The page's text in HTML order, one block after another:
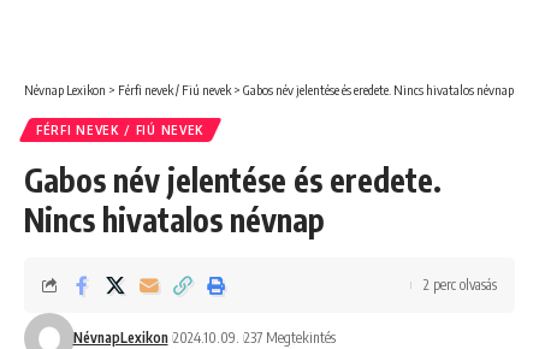
Névnap Lexikon > Férfi nevek / Fiú nevek > Gabos név jelentése és eredete. Nincs hivatalos névnap
FÉRFI NEVEK / FIÚ NEVEK
Gabos név jelentése és eredete.
Nincs hivatalos névnap
NévnapLexikon 2024.10.09. 237 Megtekintés
2 perc olvasás